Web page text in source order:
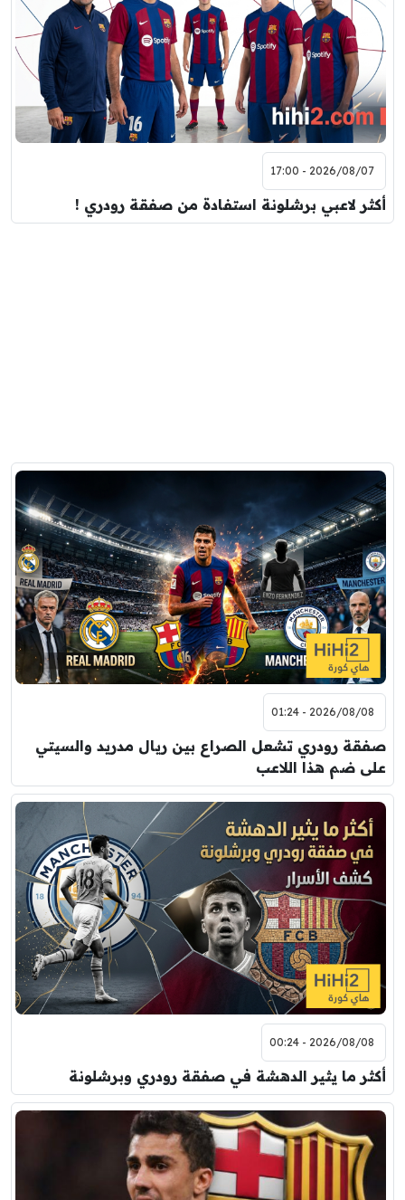
2026/08/07 - 17:00
أكثر لاعبي برشلونة استفادة من صفقة رودري !
2026/08/08 - 01:24
صفقة رودري تشعل الصراع بين ريال مدريد والسيتي
على ضم هذا اللاعب
2026/08/08 - 00:24
أكثر ما يثير الدهشة في صفقة رودري وبرشلونة